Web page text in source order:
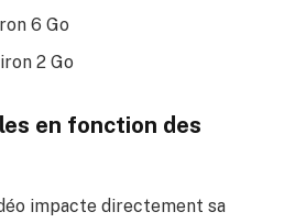
6 Go
2 Go
en fonction des
impacte directement sa